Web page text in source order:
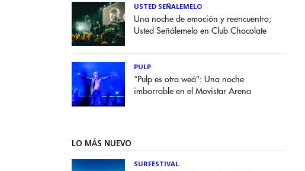
USTED SEÑALEMELO
Una noche de emoción y reencuentro;
Usted Señálemelo en Club Chocolate
PULP
“Pulp es otra weá”: Una noche
imborrable en el Movistar Arena
LO MÁS NUEVO
SURFESTIVAL